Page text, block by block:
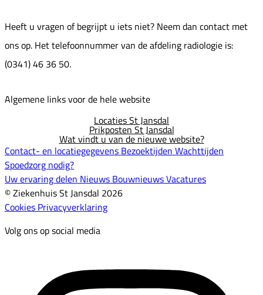
Heeft u vragen of begrijpt u iets niet? Neem dan contact met
ons op. Het telefoonnummer van de afdeling radiologie is:
(0341) 46 36 50.
Algemene links voor de hele website
Locaties St Jansdal
Prikposten St Jansdal
Wat vindt u van de nieuwe website?
Contact- en locatiegegevens Bezoektijden Wachttijden
Spoedzorg nodig?
Uw ervaring delen Nieuws BouwnieuwsVacatures
© Ziekenhuis St Jansdal 2026
Cookies Privacyverklaring
Volg ons op social media